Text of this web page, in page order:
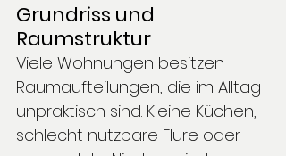
Grundriss und
Raumstruktur
Viele Wohnungen besitzen
Raumaufteilungen, die im Alltag
unpraktisch sind. Kleine Küchen,
schlecht nutzbare Flure oder